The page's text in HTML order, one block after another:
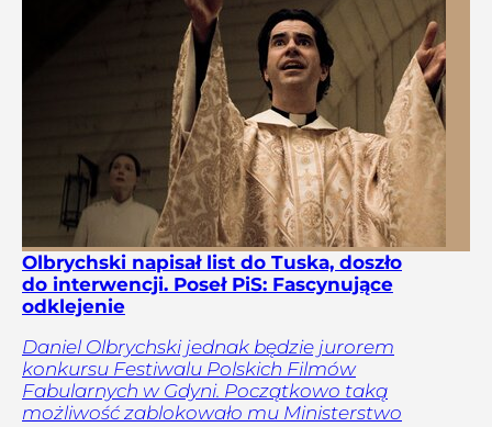
Olbrychski napisał list do Tuska, doszło
do interwencji. Poseł PiS: Fascynujące
odklejenie
Daniel Olbrychski jednak będzie jurorem
konkursu Festiwalu Polskich Filmów
Fabularnych w Gdyni. Początkowo taką
możliwość zablokowało mu Ministerstwo